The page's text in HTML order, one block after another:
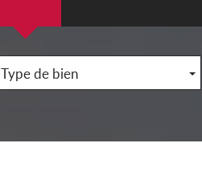
Type de bien